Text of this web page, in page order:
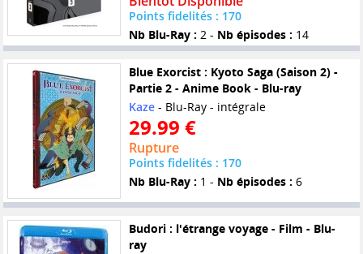
Points fidelités : 170
Nb Blu-Ray : 2 - Nb épisodes : 14
Blue Exorcist : Kyoto Saga (Saison 2) -
Partie 2 - Anime Book - Blu-ray
Kaze- Blu-Ray - intégrale
29.99 €
Rupture
Points fidelités : 170
Nb Blu-Ray : 1 - Nb épisodes : 6
Budori : l'étrange voyage - Film - Blu-
ray